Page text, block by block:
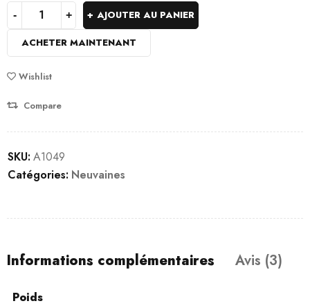
basé
notations
AJOUTER AU PANIER
ACHETER MAINTENANT
Wishlist
Compare
SKU: A1049
Catégories: Neuvaines
Informations complémentaires Avis (3)
Poids